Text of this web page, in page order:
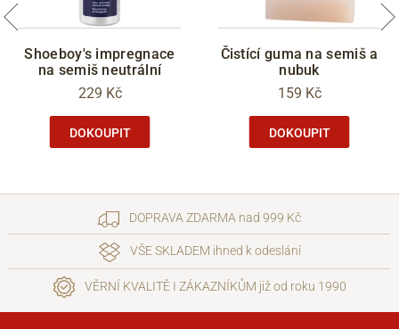
46
11
304
309
Shoeboy's impregnace
na semiš neutrální
229 Kč
DOKOUPIT
Čistící guma na semiš a
nubuk
159 Kč
DOKOUPIT
DOPRAVA ZDARMA nad 999 Kč
VŠE SKLADEM ihned k odeslání
VĚRNÍ KVALITĚ I ZÁKAZNÍKŮM již od roku 1990